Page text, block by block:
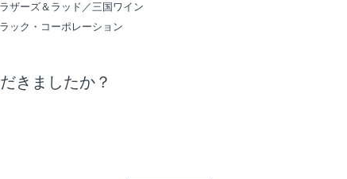
ザーズ＆ラッド／三国ワイン
ック・コーポレーション
きましたか？